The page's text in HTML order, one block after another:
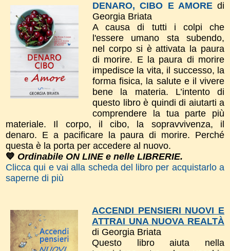
DENARO, CIBO E AMORE di
Georgia Briata
A causa di tutti i colpi che
l'essere umano sta subendo,
nel corpo si è attivata la paura
di morire. E la paura di morire
impedisce la vita, il successo, la
forma fisica, la salute e il vivere
bene la materia. L’intento di
questo libro è quindi di aiutarti a
comprendere la tua parte più
materiale. Il corpo, il cibo, la sopravvivenza, il
denaro. E a pacificare la paura di morire. Perché
questa è la porta per accedere al nuovo.
💙 Ordinabile ON LINE e nelle LIBRERIE.
Clicca qui e vai alla scheda del libro per acquistarlo a
saperne di più
ACCENDI PENSIERI NUOVI E
ATTRAI UNA NUOVA REALTÀ
di Georgia Briata
Questo libro aiuta nella